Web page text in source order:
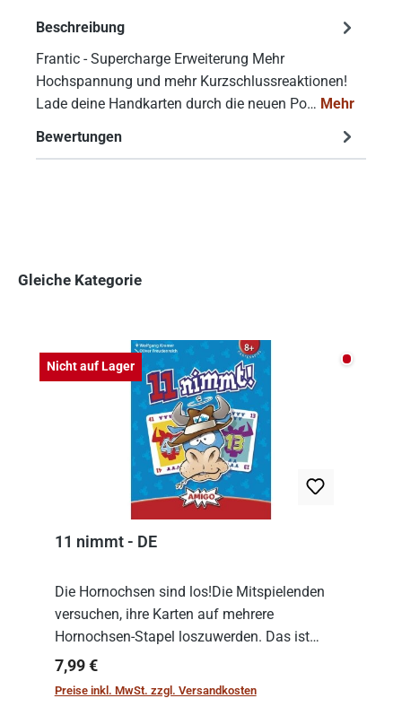
Beschreibung
Frantic - Supercharge Erweiterung Mehr
Hochspannung und mehr Kurzschlussreaktionen!
Lade deine Handkarten durch die neuen Po… Mehr
Bewertungen
Gleiche Kategorie
Nicht auf Lager Nicht
11 nimmt - DE
Die Hornochsen sind los!Die Mitspielenden
versuchen, ihre Karten auf mehrere
Hornochsen-Stapel loszuwerden. Das ist
kniffliger als gedacht, denn die Differenz
zwischen ausgespielter Karte und der
Regulärer Preis:
7,99 €
Preise inkl. MwSt. zzgl. Versandkosten